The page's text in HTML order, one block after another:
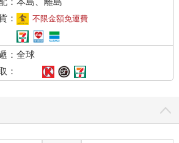
：
不限金額免運費
：全球
：